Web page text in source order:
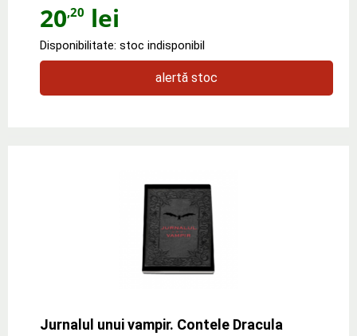
20,20 lei
Disponibilitate: stoc indisponibil
alertă stoc
Jurnalul unui vampir. Contele Dracula